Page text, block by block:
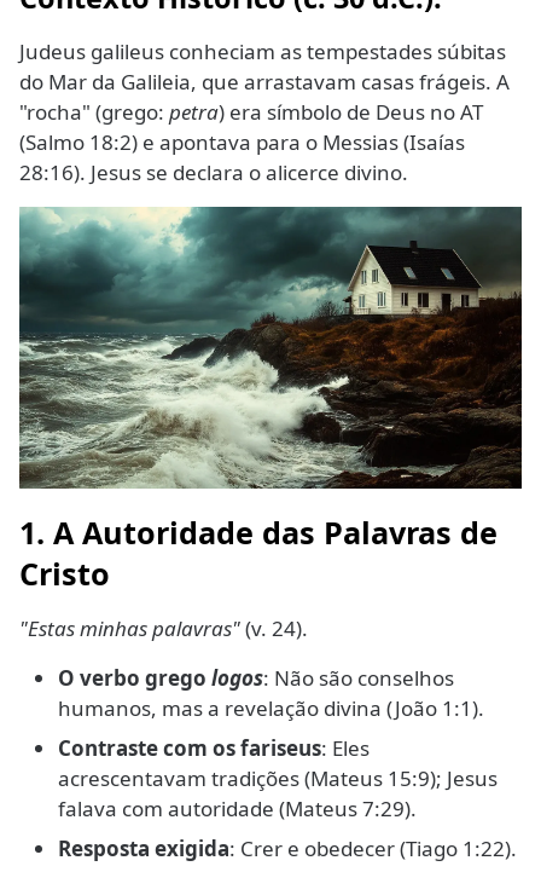
Judeus galileus conheciam as tempestades súbitas
do Mar da Galileia, que arrastavam casas frágeis. A
"rocha" (grego: petra) era símbolo de Deus no AT
(Salmo 18:2) e apontava para o Messias (Isaías
28:16). Jesus se declara o alicerce divino.
1. A Autoridade das Palavras de
Cristo
"Estas minhas palavras"(v. 24).
O verbo grego logos: Não são conselhos
humanos, mas a revelação divina (João 1:1).
Contraste com os fariseus: Eles
acrescentavam tradições (Mateus 15:9); Jesus
falava com autoridade (Mateus 7:29).
Resposta exigida: Crer e obedecer (Tiago 1:22).